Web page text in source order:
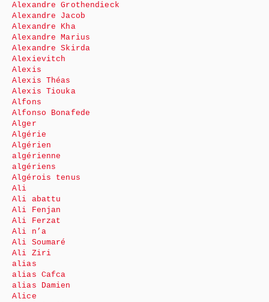
Alexandre Grothendieck
Alexandre Jacob
Alexandre Kha
Alexandre Marius
Alexandre Skirda
Alexievitch
Alexis
Alexis Théas
Alexis Tiouka
Alfons
Alfonso Bonafede
Alger
Algérie
Algérien
algérienne
algériens
Algérois tenus
Ali
Ali abattu
Ali Fenjan
Ali Ferzat
Ali n’a
Ali Soumaré
Ali Ziri
alias
alias Cafca
alias Damien
Alice